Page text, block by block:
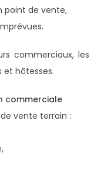
point de vente,
commerciaux, les
et hôtesses.
commerciale
vente terrain :